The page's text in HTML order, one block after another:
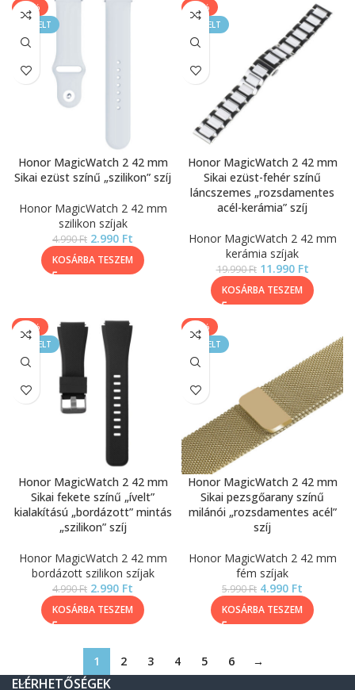
-40%
KIEMELT
Honor MagicWatch 2 42 mm
Sikai ezüst színű „szilikon” szíj
Honor MagicWatch 2 42 mm
szilikon szíjak
4.990Ft 2.990 Ft
KOSÁRBA TESZEM
-40%
KIEMELT
Honor MagicWatch 2 42 mm
Sikai ezüst-fehér színű
láncszemes „rozsdamentes
acél-kerámia” szíj
Honor MagicWatch 2 42 mm
kerámia szíjak
19.990Ft 11.990 Ft
KOSÁRBA TESZEM
-40%
KIEMELT
Honor MagicWatch 2 42 mm
Sikai fekete színű „ívelt”
kialakítású „bordázott” mintás
„szilikon” szíj
Honor MagicWatch 2 42 mm
bordázott szilikon szíjak
4.990Ft 2.990 Ft
KOSÁRBA TESZEM
-17%
KIEMELT
Honor MagicWatch 2 42 mm
Sikai pezsgőarany színű
milánói „rozsdamentes acél”
szíj
Honor MagicWatch 2 42 mm
fém szíjak
5.990Ft 4.990 Ft
KOSÁRBA TESZEM
1 2 3 4 5 6 →
ELÉRHETŐSÉGEK